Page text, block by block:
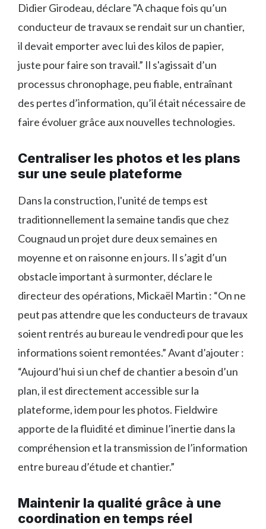
Didier Girodeau, déclare "A chaque fois qu’un
conducteur de travaux se rendait sur un chantier,
il devait emporter avec lui des kilos de papier,
juste pour faire son travail.” Il s'agissait d’un
processus chronophage, peu fiable, entraînant
des pertes d’information, qu’il était nécessaire de
faire évoluer grâce aux nouvelles technologies.
Centraliser les photos et les plans
sur une seule plateforme
Dans la construction, l'unité de temps est
traditionnellement la semaine tandis que chez
Cougnaud un projet dure deux semaines en
moyenne et on raisonne en jours. Il s’agit d’un
obstacle important à surmonter, déclare le
directeur des opérations, Mickaël Martin : “On ne
peut pas attendre que les conducteurs de travaux
soient rentrés au bureau le vendredi pour que les
informations soient remontées.” Avant d’ajouter :
“Aujourd’hui si un chef de chantier a besoin d’un
plan, il est directement accessible sur la
plateforme, idem pour les photos. Fieldwire
apporte de la fluidité et diminue l’inertie dans la
compréhension et la transmission de l’information
entre bureau d’étude et chantier.”
Maintenir la qualité grâce à une
coordination en temps réel